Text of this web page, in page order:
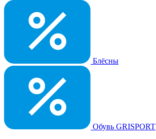
Блёсны
Обувь GRISPORT